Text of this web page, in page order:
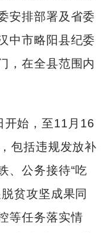
安排部署及省委
中市略阳县纪委
，在全县范围内
开始，至11月16
包括违规发放补
、公务接待“吃
贫攻坚成果同
等任务落实情